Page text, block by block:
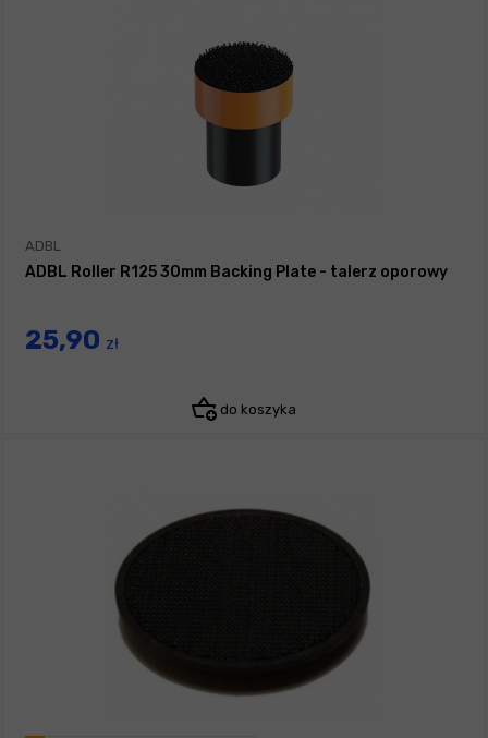
ADBL
ADBL Roller R125 30mm Backing Plate - talerz oporowy
25,90 zł
do koszyka